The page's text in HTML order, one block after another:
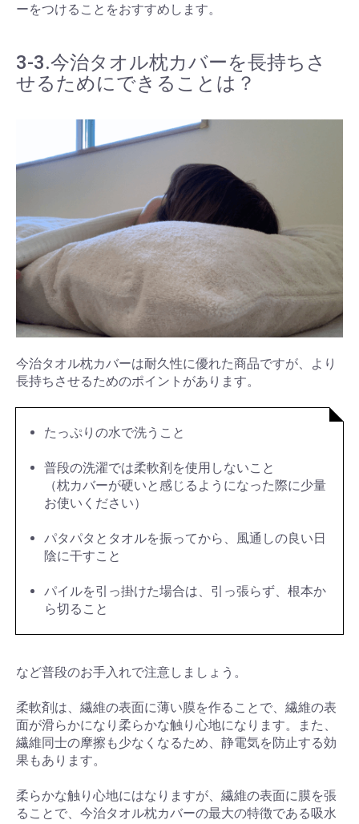
ーをつけることをおすすめします。
3-3.今治タオル枕カバーを長持ちさ
せるためにできることは？
今治タオル枕カバーは耐久性に優れた商品ですが、より
長持ちさせるためのポイントがあります。
たっぷりの水で洗うこと
普段の洗濯では柔軟剤を使用しないこと
（枕カバーが硬いと感じるようになった際に少量
お使いください）
パタパタとタオルを振ってから、風通しの良い日
陰に干すこと
パイルを引っ掛けた場合は、引っ張らず、根本か
ら切ること
など普段のお手入れで注意しましょう。
柔軟剤は、繊維の表面に薄い膜を作ることで、繊維の表
面が滑らかになり柔らかな触り心地になります。また、
繊維同士の摩擦も少なくなるため、静電気を防止する効
果もあります。
柔らかな触り心地にはなりますが、繊維の表面に膜を張
ることで、今治タオル枕カバーの最大の特徴である吸水